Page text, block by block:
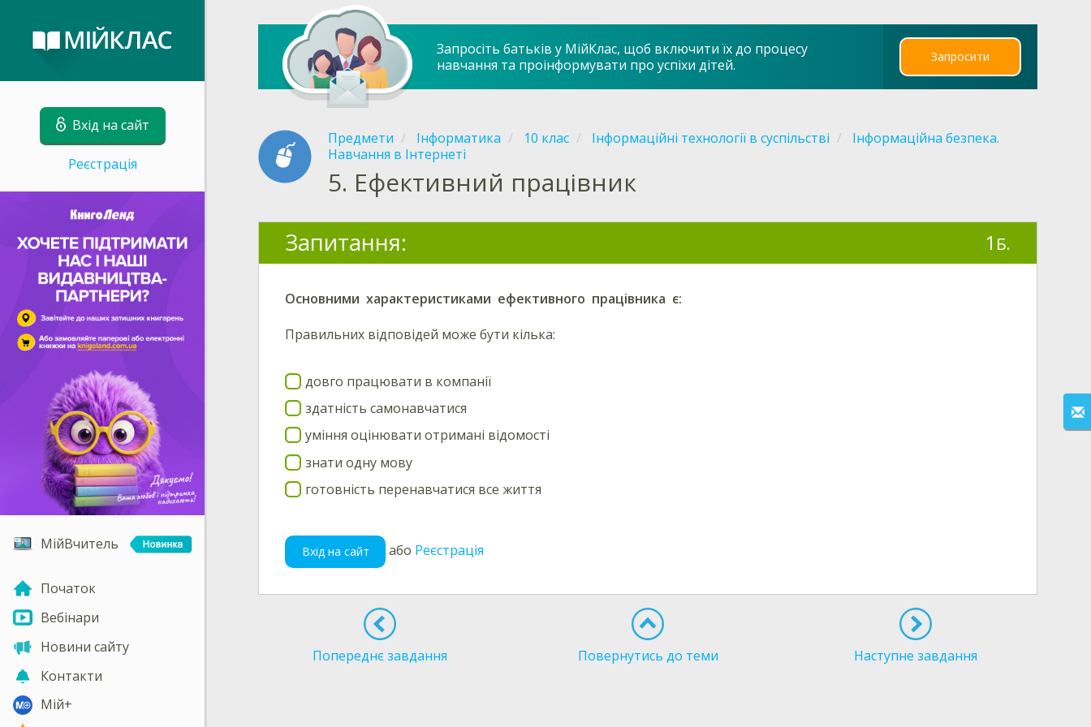
Вхід на сайт
Реєстрація
МійВчитель
Початок
Вебінари
Новини сайту
Контакти
Мій+
Запросіть батьків у МійКлас, щоб включити їх до процесу
навчання та проінформувати про успіхи дітей.
Запросити
Предмети Інформатика 10 клас Інформаційні технології в суспільстві
Інформаційна безпека.
Навчання в Інтернеті
5. Ефективний працівник
Запитання: 1 Б.
Основними характеристиками ефективного працівника є:
Правильних відповідей може бути кілька:
довго працювати в компанії
здатність самонавчатися
уміння оцінювати отримані відомості
знати одну мову
готовність перенавчатися все життя
Вхід на сайт або Реєстрація
Попереднє завдання Повернутись до теми Наступне завдання